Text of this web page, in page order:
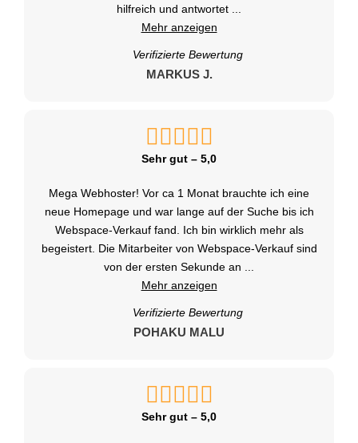
hilfreich und antwortet ...
Mehr anzeigen
Verifizierte Bewertung
MARKUS J.
Sehr gut – 5,0
Mega Webhoster! Vor ca 1 Monat brauchte ich eine
neue Homepage und war lange auf der Suche bis ich
Webspace-Verkauf fand. Ich bin wirklich mehr als
begeistert. Die Mitarbeiter von Webspace-Verkauf sind
von der ersten Sekunde an ...
Mehr anzeigen
Verifizierte Bewertung
POHAKU MALU
Sehr gut – 5,0